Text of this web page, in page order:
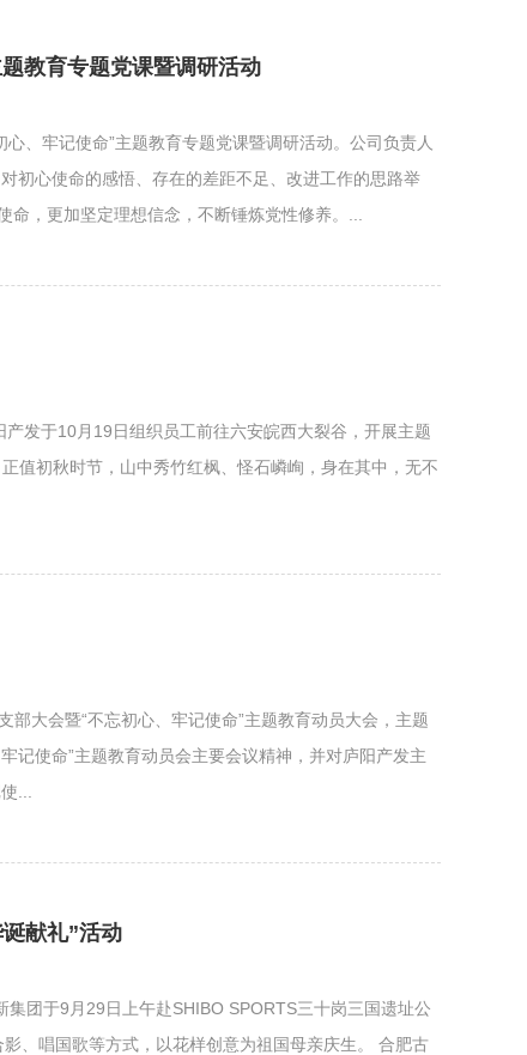
教育专题党课暨调研活动
、牢记使命”主题教育专题党课暨调研活动。公司负责人
初心使命的感悟、存在的差距不足、改进工作的思路举
，更加坚定理想信念，不断锤炼党性修养。...
发于10月19日组织员工前往六安皖西大裂谷，开展主题
值初秋时节，山中秀竹红枫、怪石嶙峋，身在其中，无不
大会暨“不忘初心、牢记使命”主题教育动员大会，主题
记使命”主题教育动员会主要会议精神，并对庐阳产发主
...
献礼”活动
团于9月29日上午赴SHIBO SPORTS三十岗三国遗址公
、唱国歌等方式，以花样创意为祖国母亲庆生。 合肥古